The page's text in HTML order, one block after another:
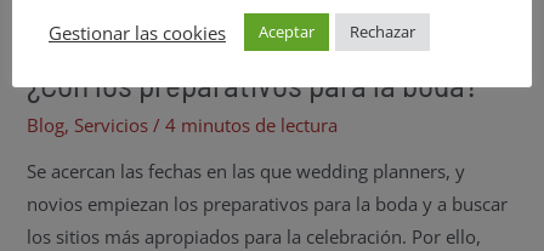
¿Con los preparativos para la boda?
Blog, Servicios /4 minutos de lectura
Se acercan las fechas en las que wedding planners, y
novios empiezan los preparativos para la boda y a buscar
los sitios más apropiados para la celebración. Por ello,
Gestionar las cookies
Aceptar Rechazar